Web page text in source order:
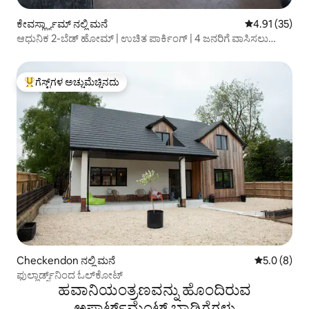
ಕೇವರ್ಸ್ಹ್ಯಾಮ್ ನಲ್ಲಿ ಮನೆ 5 ರಲ್ಲಿ 4.91
4.91 (35)
ಆಧುನಿಕ 2-ಬೆಡ್ ಹೋಮ್ | ಉಚಿತ ಪಾರ್ಕಿಂಗ್ | 4 ಜನರಿಗೆ ವಾಸಿಸಲು
ಗೆಸ್ಟ್‌ಗಳಿಗೆ ಅತಿ ಹೆಚ್ಚು ಅಚ್ಚುಮೆಚ್ಚಿನದು
ಗೆಸ್ಟ್‌ಗಳ ಅಚ್ಚುಮೆಚ್ಚಿನದು
Checkendon ನಲ್ಲಿ ಮನೆ 5 ರಲ್ಲಿ 5.0
5.0 (8)
ಫುಲ್ಲಾರ್ಡ್ಸ್‌ನಿಂದ ಓಲ್‌ಕೋಟ್
ಹವಾನಿಯಂತ್ರಣವನ್ನು ಹೊಂದಿರುವ